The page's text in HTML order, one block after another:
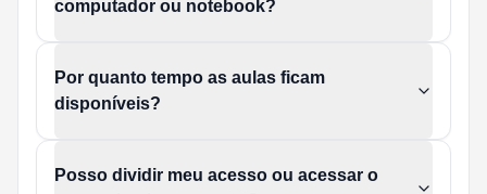
computador ou notebook?
Por quanto tempo as aulas ficam
disponíveis?
Posso dividir meu acesso ou acessar o